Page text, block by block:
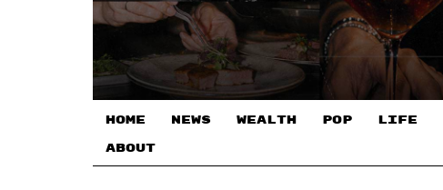
HOME NEWS WEALTH POP LIFE
ABOUT